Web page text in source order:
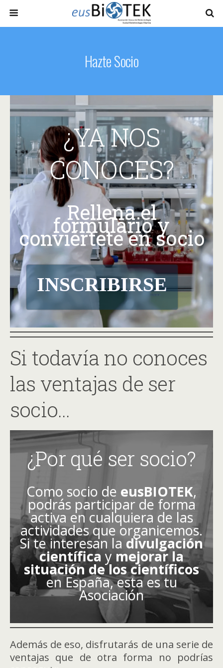
Hazte Socio
¿YA NOS
CONOCES?
Rellena el
formulario y
conviértete en socio
INSCRIBIRSE
Si todavía no conoces
las ventajas de ser
socio…
¿Por qué ser socio?
Como socio de eusBIOTEK,
podrás participar de forma
activa en cualquiera de las
actividades que organicemos.
Si te interesan la divulgación
científica ymejorar la
situación de los científicos
en España, esta es tu
Asociación
Además de eso, disfrutarás de una serie de
ventajas que de otra forma no podrías